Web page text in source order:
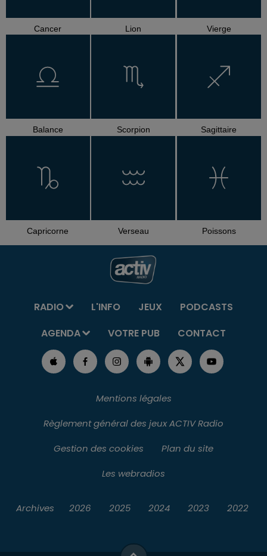
Cancer Lion Vierge
Balance Scorpion Sagittaire
Capricorne Verseau Poissons
RADIO L'INFO JEUX
PODCASTS
AGENDA
VOTRE PUB CONTACT
Mentions légales
Règlement général des jeux ACTIV Radio
Gestion des cookies
Plan du site
Les webradios
Archives 2026 2025 2024 2023 2022